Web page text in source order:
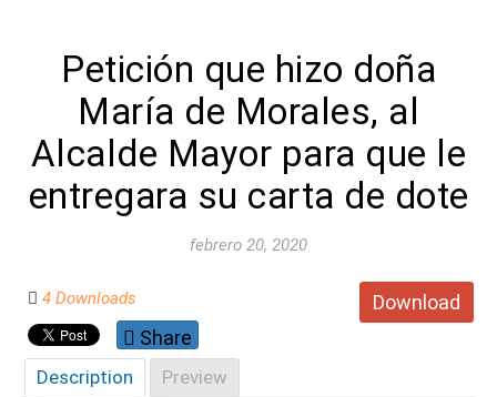
Petición que hizo doña
María de Morales, al
Alcalde Mayor para que le
entregara su carta de dote
febrero 20, 2020
Download
4 Downloads
Share
Description Preview